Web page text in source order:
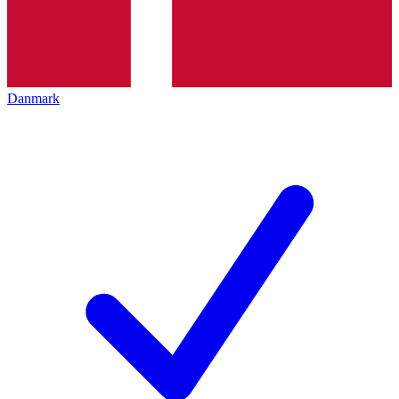
Danmark